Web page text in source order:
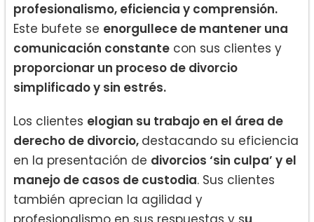
profesionalismo, eficiencia y comprensión.
Este bufete se enorgullece de mantener una
comunicación constante con sus clientes y
proporcionar un proceso de divorcio
simplificado y sin estrés.
Los clientes elogian su trabajo en el área de
derecho de divorcio, destacando su eficiencia
en la presentación de divorcios ‘sin culpa’ y el
manejo de casos de custodia. Sus clientes
también aprecian la agilidad y